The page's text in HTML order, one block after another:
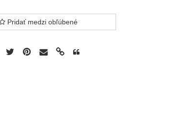
Pridať medzi obľúbené